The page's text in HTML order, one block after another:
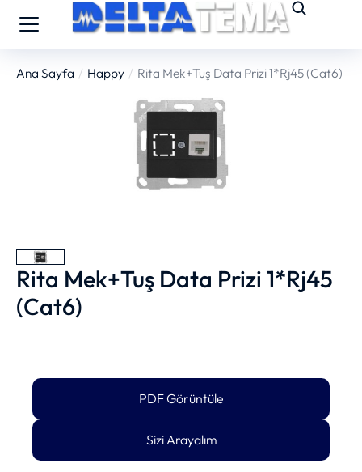
You are here:
Ana Sayfa Happy Rita Mek+Tuş Data Prizi 1*Rj45 (Cat6)
Rita Mek+Tuş Data Prizi 1*Rj45
(Cat6)
PDF Görüntüle
Sizi Arayalım